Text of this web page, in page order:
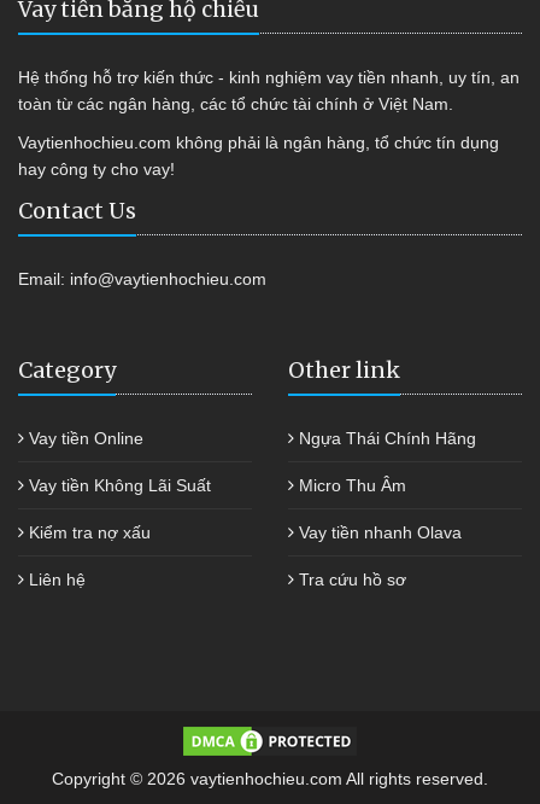
Vay tiền bằng hộ chiếu
Hệ thống hỗ trợ kiến thức - kinh nghiệm vay tiền nhanh, uy tín, an
toàn từ các ngân hàng, các tổ chức tài chính ở Việt Nam.
Vaytienhochieu.com không phải là ngân hàng, tổ chức tín dụng
hay công ty cho vay!
Contact Us
Email: info@vaytienhochieu.com
Category
Vay tiền Online
Vay tiền Không Lãi Suất
Kiểm tra nợ xấu
Liên hệ
Other link
Ngựa Thái Chính Hãng
Micro Thu Âm
Vay tiền nhanh Olava
Tra cứu hồ sơ
Copyright © 2026 vaytienhochieu.com All rights reserved.